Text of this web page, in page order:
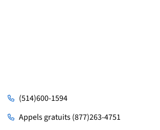
(514)600-1594
Appels gratuits (877)263-4751